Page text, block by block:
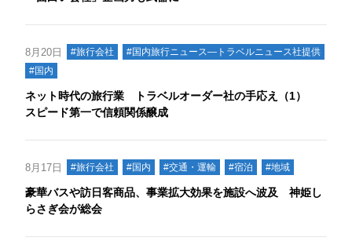
8月20日 #旅行会社
#国内旅行ニュース―トラベルニュース社提供
#国内
ネット時代の旅行業 トラベルオーダー社の手応え（1）
スピード第一で信頼関係醸成
8月17日 #旅行会社 #国内 #交通・運輸 #宿泊 #地域
豪華バスや訪日客商品、事業拡大効果を施設へ波及 神姫し
らさぎ会が総会